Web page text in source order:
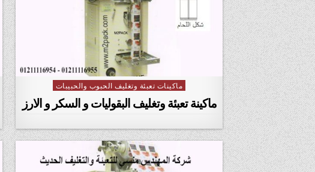
Posted in
ماكينات تعبئة وتغليف الحبوب والحبيبات
ماكينة تعبئة وتغليف البقوليات و السكر و الارز